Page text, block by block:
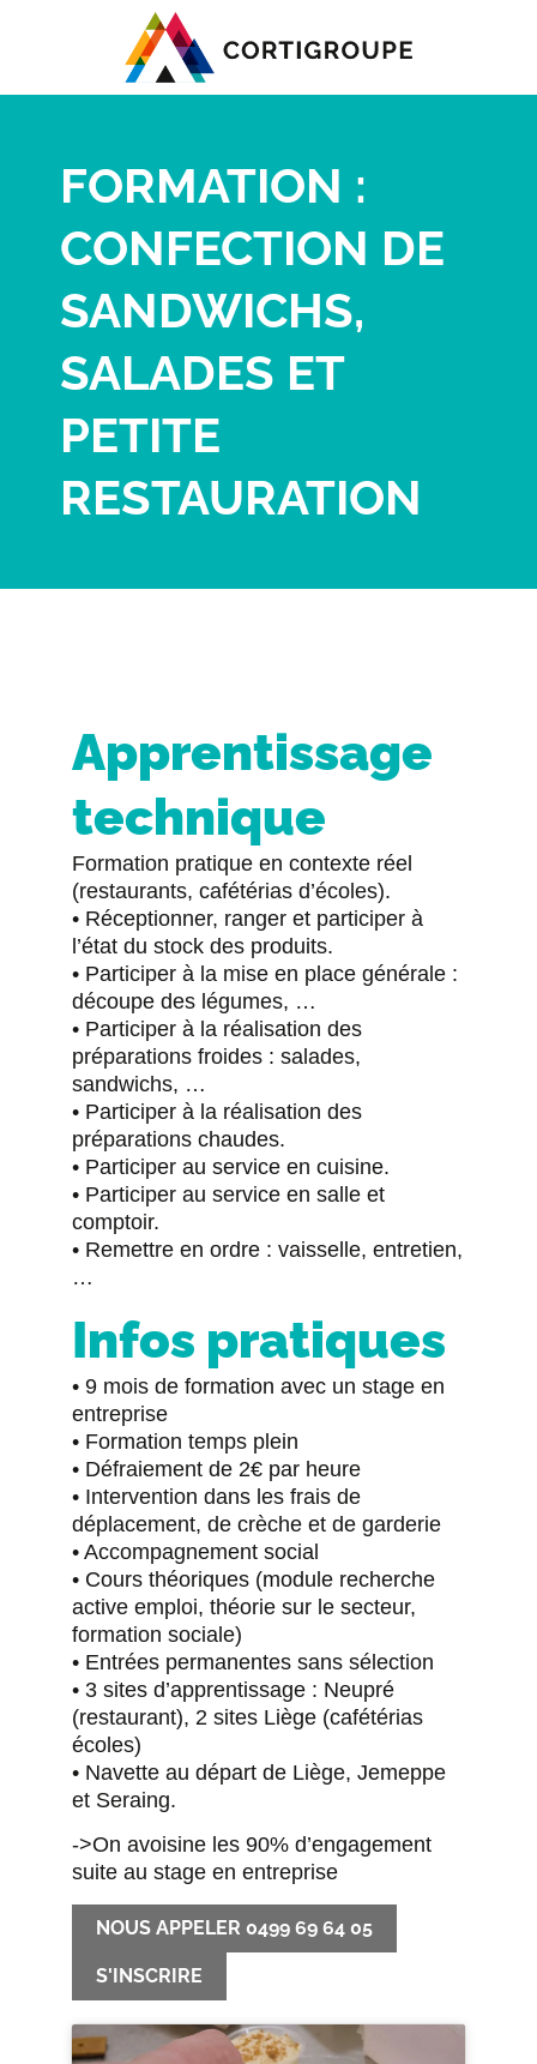
FORMATION :
CONFECTION DE
SANDWICHS,
SALADES ET
PETITE
RESTAURATION
Apprentissage
technique
Formation pratique en contexte réel
(restaurants, cafétérias d’écoles).
• Réceptionner, ranger et participer à
l’état du stock des produits.
• Participer à la mise en place générale :
découpe des légumes, …
• Participer à la réalisation des
préparations froides : salades,
sandwichs, …
• Participer à la réalisation des
préparations chaudes.
• Participer au service en cuisine.
• Participer au service en salle et
comptoir.
• Remettre en ordre : vaisselle, entretien,
…
Infos pratiques
• 9 mois de formation avec un stage en
entreprise
• Formation temps plein
• Défraiement de 2€ par heure
• Intervention dans les frais de
déplacement, de crèche et de garderie
• Accompagnement social
• Cours théoriques (module recherche
active emploi, théorie sur le secteur,
formation sociale)
• Entrées permanentes sans sélection
• 3 sites d’apprentissage : Neupré
(restaurant), 2 sites Liège (cafétérias
écoles)
• Navette au départ de Liège, Jemeppe
et Seraing.
->On avoisine les 90% d’engagement
suite au stage en entreprise
NOUS APPELER 0499 69 64 05
S'INSCRIRE